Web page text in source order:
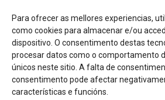
Para ofrecer as mellores experiencias,
como cookies para almacenar e/ou
dispositivo. O consentimento destas
procesar datos como o comportamento
únicos neste sitio. A falta de
consentimento pode afectar
características e funcións.
Imaxe corporativa
Facebook Twitter
Rúa Ferrería, 45 Baixo 36202
info@consorciocascovellovigo.org